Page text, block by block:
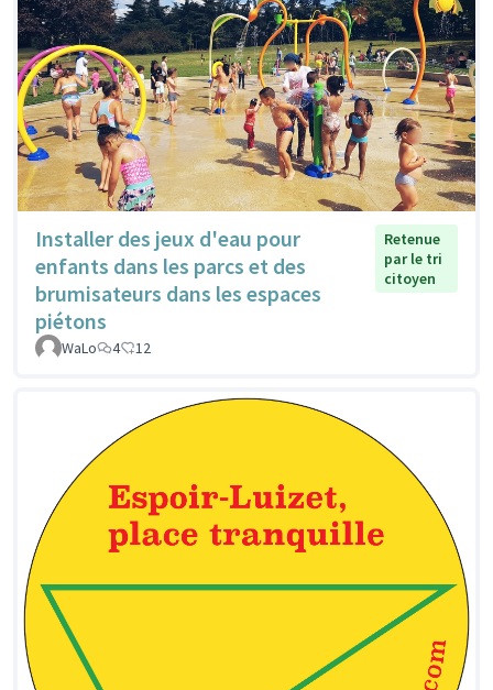
Installer des jeux d'eau pour
enfants dans les parcs et des
brumisateurs dans les espaces
piétons
Retenue
par le tri
citoyen
WaLo 4 12